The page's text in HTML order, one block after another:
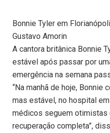
Bonnie Tyler em
Gustavo Amorin
A cantora britânica Bonnie
estável após passar por
emergência na semana
“Na manhã de hoje, Bonnie
mas estável, no hospital
médicos seguem otimistas
recuperação completa”,